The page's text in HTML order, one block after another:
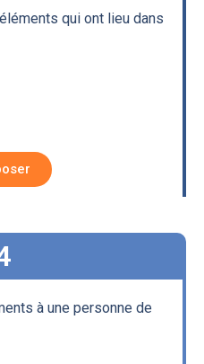
éléments qui ont lieu dans
à une personne de